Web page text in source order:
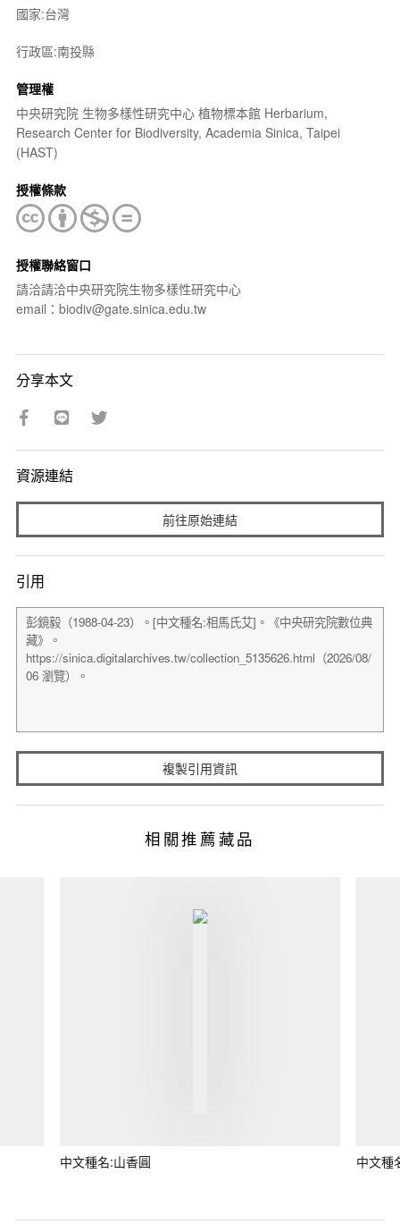
國家:台灣
行政區:南投縣
管理權
中央研究院 生物多樣性研究中心 植物標本館 Herbarium,
Research Center for Biodiversity, Academia Sinica, Taipei
(HAST)
授權條款
授權聯絡窗口
請洽請洽中央研究院生物多樣性研究中心
email：biodiv@gate.sinica.edu.tw
分享本文
資源連結
前往原始連結
引用
複製引用資訊
相關推薦藏品
中文種名:山香圓 中文種